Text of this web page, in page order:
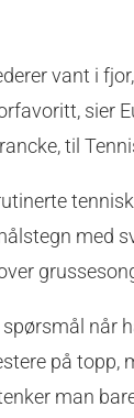
vant i
sier
til
med
når
på topp,
man